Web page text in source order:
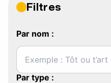
Filtres
Par nom :
Par type :